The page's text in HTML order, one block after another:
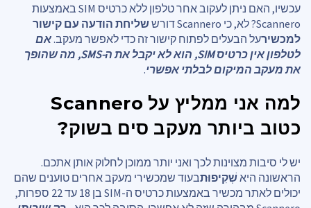
עכשיו, האם ניתן לעקוב אחר טלפון ללא כרטיס SIM באמצעות
Scannero? לא, כי Scannero דורש
שליחת הודעה עם קישור
למכשירעל הבעלים לפתוח קישור זה כדי לאפשר מעקב.אם
לטלפון אין כרטיס SIM, הוא לא יקבל את ה-SMS, מה שהופך
את מעקב המיקום לבלתי אפשרי.
למה אני ממליץ על Scannero
כטוב ביותר מעקב סים בשוק?
יש לי סיבות מצוינות לכך ואני יותר ממוכן לחלוק אותן אתכם.
הראשונה היאשְׁקִיפוּתבעוד שמכשירי מעקב אחרים טוענים שהם
יכולים לאתר מכשיר באמצעות כרטיס ה-SIM בן 18 עד 22 ספרות,